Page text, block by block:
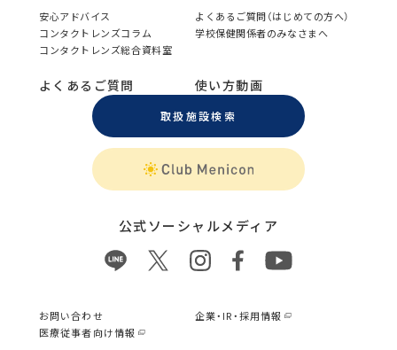
安心アドバイス
よくあるご質問（はじめての方へ）
コンタクトレンズコラム
学校保健関係者のみなさまへ
コンタクトレンズ総合資料室
よくあるご質問 使い方動画
取扱施設検索
公式ソーシャルメディア
お問い合わせ
企業・IR・採用情報
医療従事者向け情報